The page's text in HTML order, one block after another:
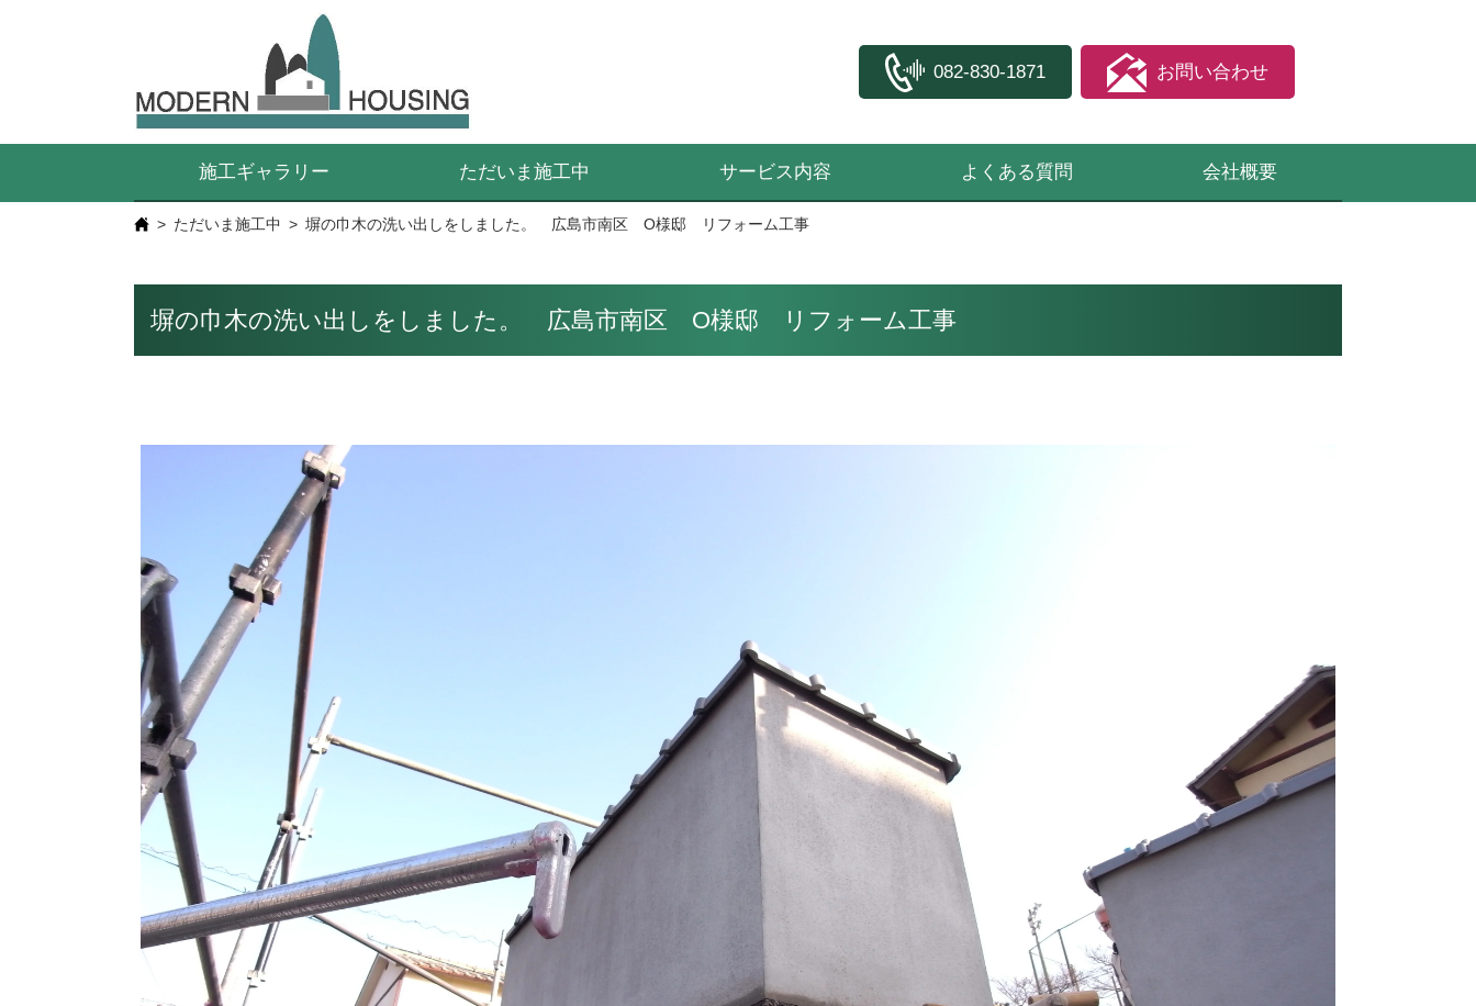
082-830-1871 お問い合わせ
施工ギャラリー ただいま施工中 サービス内容 よくある質問 会社概要
ただいま施工中 塀の巾木の洗い出しをしました。 広島市南区 O様邸 リフォーム工事
塀の巾木の洗い出しをしました。 広島市南区 O様邸 リフォーム工事